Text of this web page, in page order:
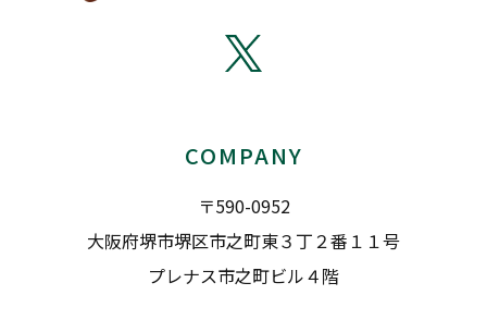
COMPANY
〒590-0952
大阪府堺市堺区市之町東３丁２番１１号
プレナス市之町ビル４階